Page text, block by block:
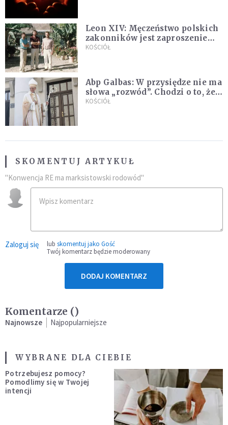
Leon XIV: Męczeństwo polskich
zakonników jest zaproszeniem
do jedności i misji całego
KOŚCIÓŁ
Abp Galbas: W przysiędze nie ma
słowa „rozwód”. Chodzi o to, że
„cię nie opuszczę”
KOŚCIÓŁ
SKOMENTUJ ARTYKUŁ
"Konwencja RE ma marksistowski rodowód"
Zaloguj się lub skomentuj jako Gość
Twój komentarz będzie moderowany
DODAJ KOMENTARZ
Komentarze ()
Najnowsze Najpopularniejsze
WYBRANE DLA CIEBIE
Potrzebujesz pomocy?
Pomodlimy się w Twojej
intencji